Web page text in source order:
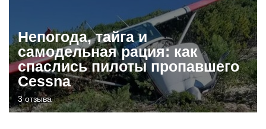
Непогода, тайга и
самодельная рация: как
спаслись пилоты пропавшего
Cessna
3 отзыва